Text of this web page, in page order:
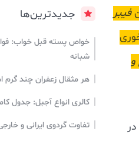
فیبر
جدیدترین‌ها
خواص پسته قبل خواب:
شبانه
هر مثقال زعفران چند
کالری انواع آجیل: جدول
تفاوت گردوی ایرانی و